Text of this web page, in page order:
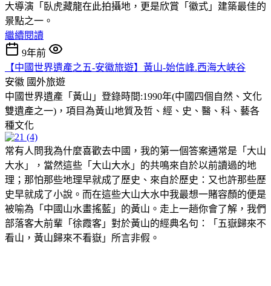
大導演「臥虎藏龍在此拍攝地，更是欣賞「徽式」建築最佳的
景點之一。
繼續閱讀
9年前
【中國世界遺產之五-安徽旅遊】黃山-始信峰.西海大峽谷
安徽 國外旅遊
中國世界遺產「黃山」登錄時間:1990年(中國四個自然、文化
雙遺產之一)，項目為黃山地質及哲、經、史、醫、科、藝各
種文化
常有人問我為什麼喜歡去中國，我的第一個答案通常是「大山
大水」，當然這些「大山大水」的共鳴來自於以前讀過的地
理；那怕那些地理早就成了歷史、來自於歷史：又也許那些歷
史早就成了小說。而在這些大山大水中我最想一賭容顏的便是
被喻為「中國山水畫搖藍」的黃山。走上一趟你會了解，我們
部落客大前輩「徐霞客」對於黃山的經典名句：「五嶽歸來不
看山，黃山歸來不看嶽」所言非假。